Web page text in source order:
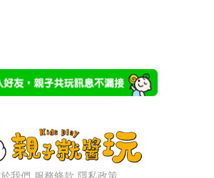
我們 服務條款 隱私政策